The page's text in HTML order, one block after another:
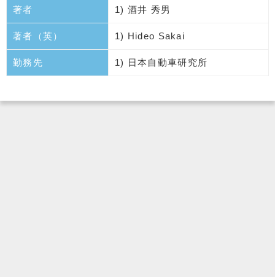
著者 1) 酒井 秀男
著者（英） 1) Hideo Sakai
勤務先 1) 日本自動車研究所